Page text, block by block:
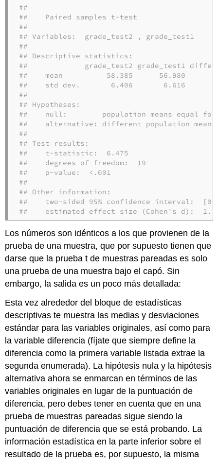
##
##    Paired samples t-test
##
## Variables:  grade_test2 , grade_test1
##
## Descriptive statistics:
##             grade_test2 grade_test1
##    mean          58.385      56.980
##    std dev.       6.406       6.616
##
## Hypotheses:
##    null:        population means equal for
##    alternative: different population means
##
## Test results:
##    t-statistic:  6.475
##    degrees of freedom:  19
##    p-value:  <.001
##
## Other information:
##    two-sided 95% confidence interval:
##    estimated effect size (Cohen's d):
Los números son idénticos a los que provienen de la
prueba de una muestra, que por supuesto tienen que
darse que la prueba t de muestras pareadas es solo
una prueba de una muestra bajo el capó. Sin
embargo, la salida es un poco más detallada:
Esta vez alrededor del bloque de estadísticas
descriptivas te muestra las medias y desviaciones
estándar para las variables originales, así como para
la variable diferencia (fíjate que siempre define la
diferencia como la primera variable listada extrae la
segunda enumerada). La hipótesis nula y la hipótesis
alternativa ahora se enmarcan en términos de las
variables originales en lugar de la puntuación de
diferencia, pero debes tener en cuenta que en una
prueba de muestras pareadas sigue siendo la
puntuación de diferencia que se está probando. La
información estadística en la parte inferior sobre el
resultado de la prueba es, por supuesto, la misma